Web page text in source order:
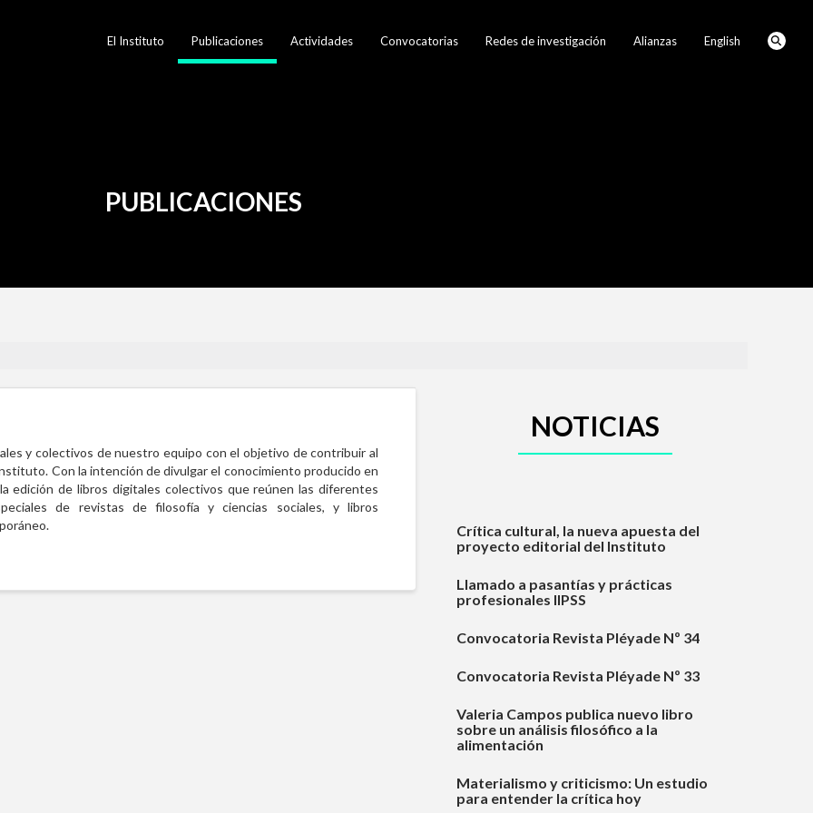
El Instituto Publicaciones Actividades Convocatorias Redes de investigación Alianzas English
PUBLICACIONES
y colectivos de nuestro equipo con el objetivo de contribuir al
Con la intención de divulgar el conocimiento producido en
edición de libros digitales colectivos que reúnen las diferentes
de revistas de filosofía y ciencias sociales, y libros
NOTICIAS
Crítica cultural, la nueva apuesta del
proyecto editorial del Instituto
Llamado a pasantías y prácticas
profesionales IIPSS
Convocatoria Revista Pléyade Nº 34
Convocatoria Revista Pléyade Nº 33
Valeria Campos publica nuevo libro
sobre un análisis filosófico a la
alimentación
Materialismo y criticismo: Un estudio
para entender la crítica hoy